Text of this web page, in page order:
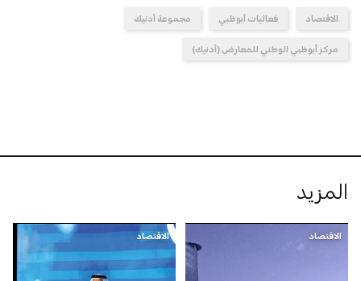
الاقتصاد فعاليات أبوظبي مجموعة أدنيك
مركز أبوظبي الوطني للمعارض (أدنيك)
المزيد
الاقتصاد الاقتصاد